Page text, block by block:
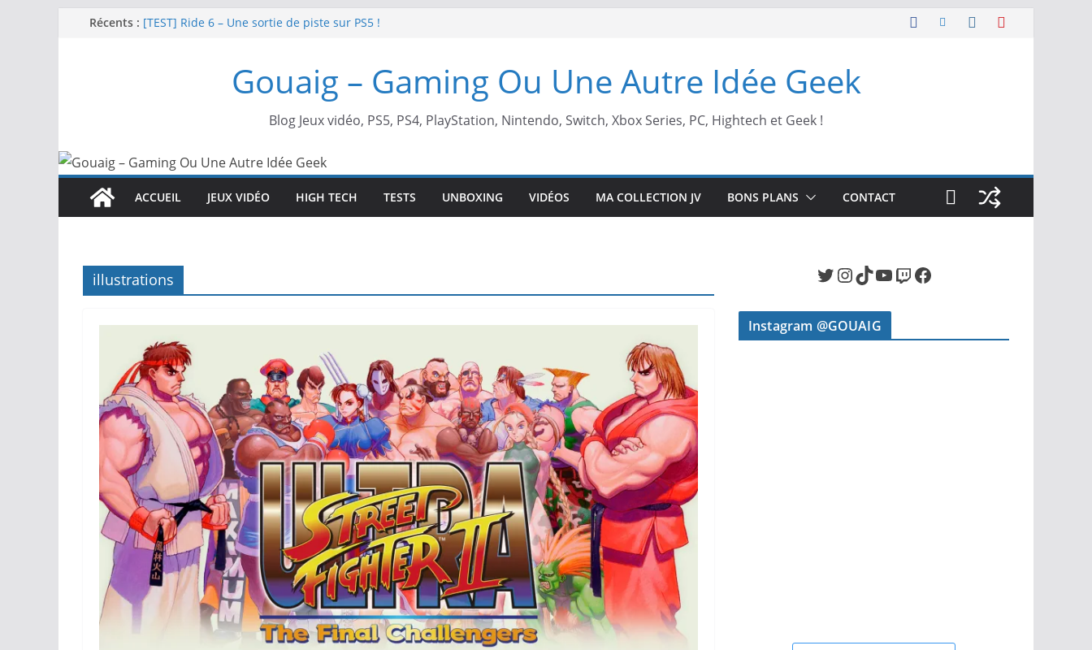
PasserRécents : [TEST] Ride 6 – Une sortie de piste sur PS5 !
[TEST] Screamer – Le retour des courses arcade !
SWITCH 2 : Nouveaux accessoires Turtle Beach X Mario
Gouaig – Gaming Ou Une Autre Idée Geek
Blog Jeux vidéo, PS5, PS4, PlayStation, Nintendo, Switch, Xbox Series, PC, Hightech et Geek !
ACCUEIL JEUX VIDÉO HIGH TECH TESTS UNBOXING VIDÉOS MA COLLECTION JV BONS PLANS CONTACT
illustrations Twitter InstagramTikTok YouTube Twitch Facebook
Instagram @GOUAIG